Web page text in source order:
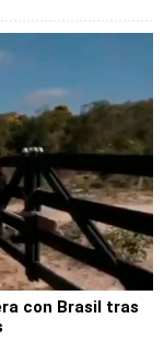
con Brasil tras